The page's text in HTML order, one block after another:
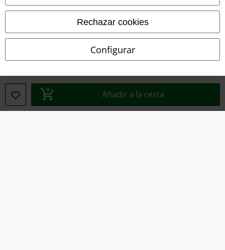
Rechazar cookies
Configurar
Añadir a la cesta
Eliminación de residuos y protección del medioambiente
Información sobre accesibilidad
Configuración Cookies
Cancelar pedido